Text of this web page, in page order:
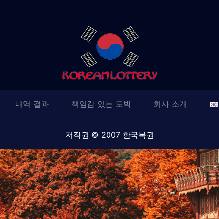
내역 결과 책임감 있는 도박 회사 소개
저작권 © 2007 한국복권